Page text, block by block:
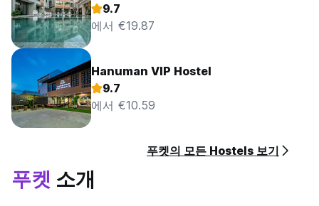
9.7
에서 €19.87
Hanuman VIP Hostel
9.7
에서 €10.59
푸켓의 모든 Hostels 보기
푸켓 소개